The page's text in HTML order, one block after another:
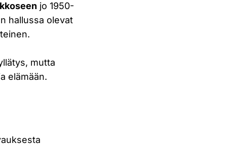
jo 1950-
hallussa olevat
mutta
elämään.